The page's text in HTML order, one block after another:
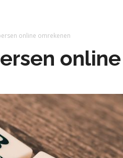
online omrekenen